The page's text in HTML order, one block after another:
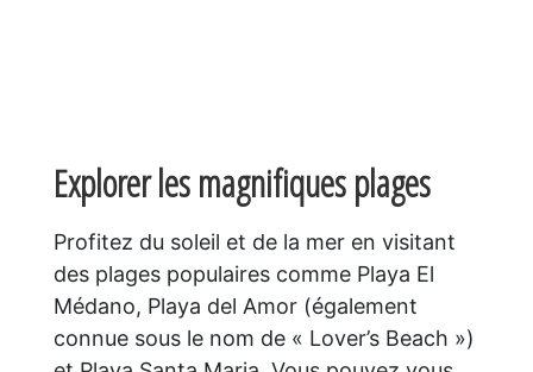
Explorer les magnifiques plages
Profitez du soleil et de la mer en visitant
des plages populaires comme Playa El
Médano, Playa del Amor (également
connue sous le nom de « Lover’s Beach »)